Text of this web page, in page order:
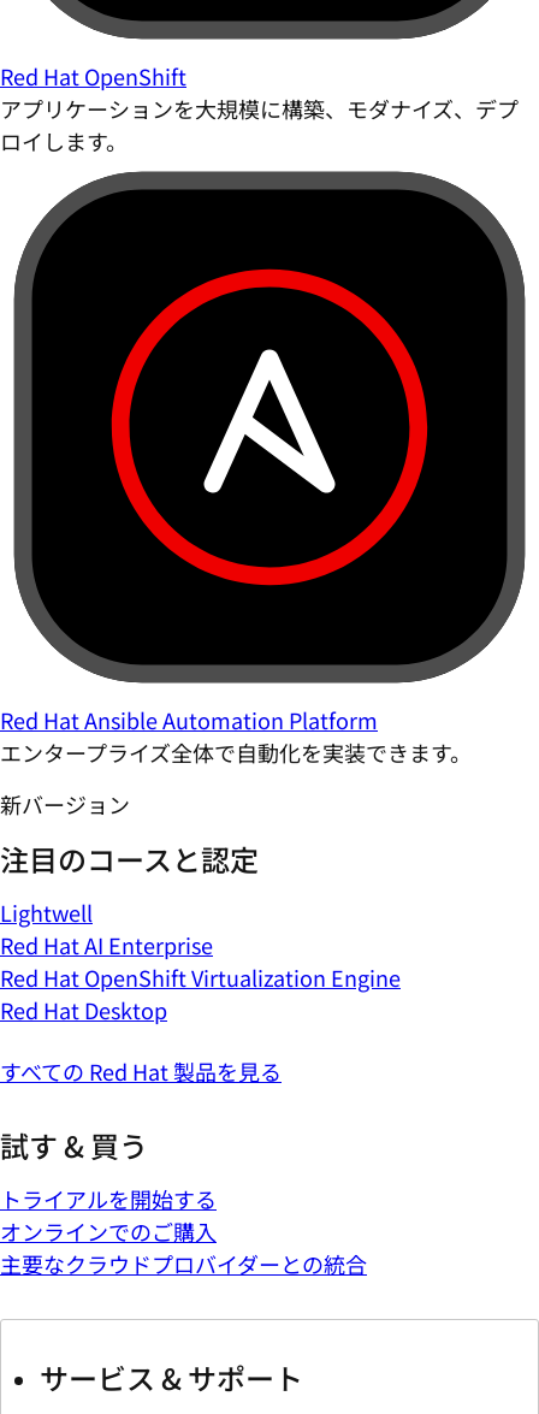
Red Hat OpenShift
アプリケーションを大規模に構築、モダナイズ、デプ
ロイします。
Red Hat Ansible Automation Platform
エンタープライズ全体で自動化を実装できます。
新バージョン
注目のコースと認定
Lightwell
Red Hat AI Enterprise
Red Hat OpenShift Virtualization Engine
Red Hat Desktop
すべての Red Hat 製品を見る
試す & 買う
トライアルを開始する
オンラインでのご購入
主要なクラウドプロバイダーとの統合
サービス & サポート